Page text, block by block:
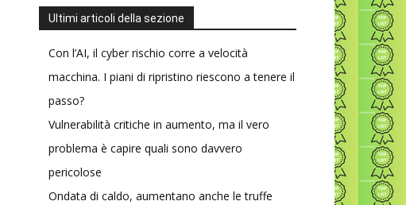
Ultimi articoli della sezione
Con l’AI, il cyber rischio corre a velocità
macchina. I piani di ripristino riescono a tenere il
passo?
Vulnerabilità critiche in aumento, ma il vero
problema è capire quali sono davvero
pericolose
Ondata di caldo, aumentano anche le truffe